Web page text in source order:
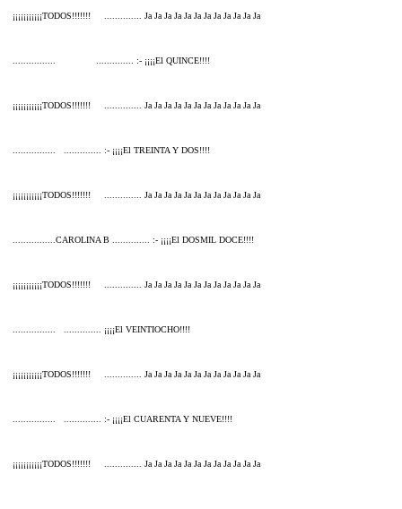
¡¡¡¡¡¡¡¡¡¡¡TODOS!!!!!!! .............. Ja Ja Ja Ja Ja Ja Ja Ja Ja Ja Ja Ja
................ .............. :- ¡¡¡¡El QUINCE!!!!
¡¡¡¡¡¡¡¡¡¡¡TODOS!!!!!!! .............. Ja Ja Ja Ja Ja Ja Ja Ja Ja Ja Ja Ja
................ .............. :- ¡¡¡¡El TREINTA Y DOS!!!!
¡¡¡¡¡¡¡¡¡¡¡TODOS!!!!!!! .............. Ja Ja Ja Ja Ja Ja Ja Ja Ja Ja Ja Ja
................CAROLINA B .............. :- ¡¡¡¡El DOSMIL DOCE!!!!
¡¡¡¡¡¡¡¡¡¡¡TODOS!!!!!!! .............. Ja Ja Ja Ja Ja Ja Ja Ja Ja Ja Ja Ja
................ .............. ¡¡¡¡El VEINTIOCHO!!!!
¡¡¡¡¡¡¡¡¡¡¡TODOS!!!!!!! .............. Ja Ja Ja Ja Ja Ja Ja Ja Ja Ja Ja Ja
................ .............. :- ¡¡¡¡El CUARENTA Y NUEVE!!!!
¡¡¡¡¡¡¡¡¡¡¡TODOS!!!!!!! .............. Ja Ja Ja Ja Ja Ja Ja Ja Ja Ja Ja Ja